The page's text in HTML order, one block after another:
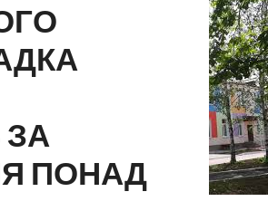
ПОНАД